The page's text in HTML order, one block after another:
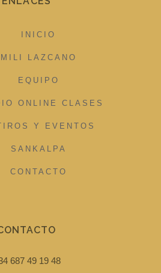
INICIO
MILI LAZCANO
EQUIPO
ONLINE CLASES
Y EVENTOS
SANKALPA
CONTACTO
687 49 19 48